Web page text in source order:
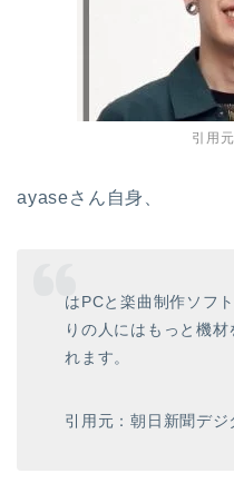
引用
ayaseさん自身、
はPCと楽曲制作ソフ
りの人にはもっと機
れます。
引用元：朝日新聞デ